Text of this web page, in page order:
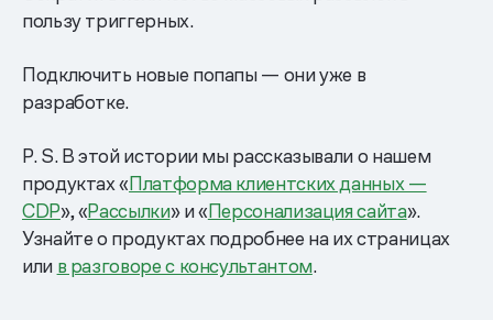
пользу триггерных.
Подключить новые попапы — они уже в
разработке.
P. S. В этой истории мы рассказывали о нашем
продуктах «Платформа клиентских данных —
CDP», «Рассылки» и «Персонализация сайта».
Узнайте о продуктах подробнее на их страницах
или в разговоре с консультантом.